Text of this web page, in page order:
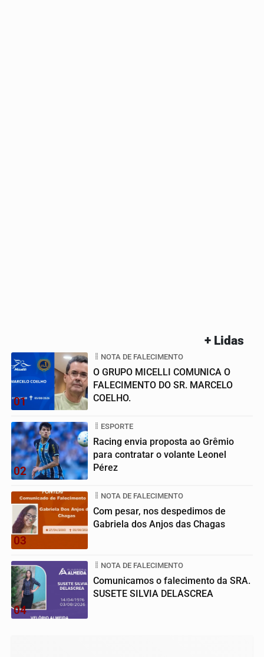
+ Lidas
01
NOTA DE FALECIMENTO
O GRUPO MICELLI COMUNICA O
FALECIMENTO DO SR. MARCELO
COELHO.
02
ESPORTE
Racing envia proposta ao Grêmio
para contratar o volante Leonel
Pérez
03
NOTA DE FALECIMENTO
Com pesar, nos despedimos de
Gabriela dos Anjos das Chagas
04
NOTA DE FALECIMENTO
Comunicamos o falecimento da SRA.
SUSETE SILVIA DELASCREA